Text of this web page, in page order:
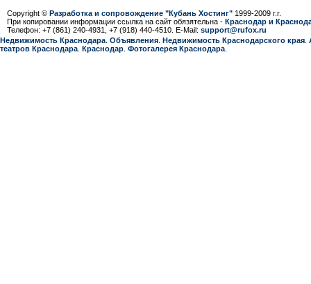
Copyright © Разработка и сопровождение "Кубань Хостинг" 1999-2009 г.г.
При копировании информации ссылка на сайт обязятельна - Краснодар и
Телефон: +7 (861) 240-4931, +7 (918) 440-4510. E-Mail: support@rufox.ru
Недвижимость Краснодара Объявления Недвижимость Краснодарcкого края
театров Краснодара Краснодар Фотогалерея Краснодара